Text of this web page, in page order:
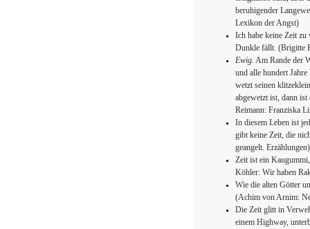
beruhigender
Lexikon der Angst)
Ich habe keine Zeit zu
Dunkle fällt. (Brigitte
Ewig. Am Rande der
und alle hundert
wetzt seinen
abgewetzt ist, dann
Reimann: Franziska
In diesem Leben ist
gibt keine Zeit, die
geangelt. Erzählungen)
Zeit ist ein
Köhler: Wir haben
Wie die alten Götter
(Achim von Arnim:
Die Zeit glitt in
einem Highway,